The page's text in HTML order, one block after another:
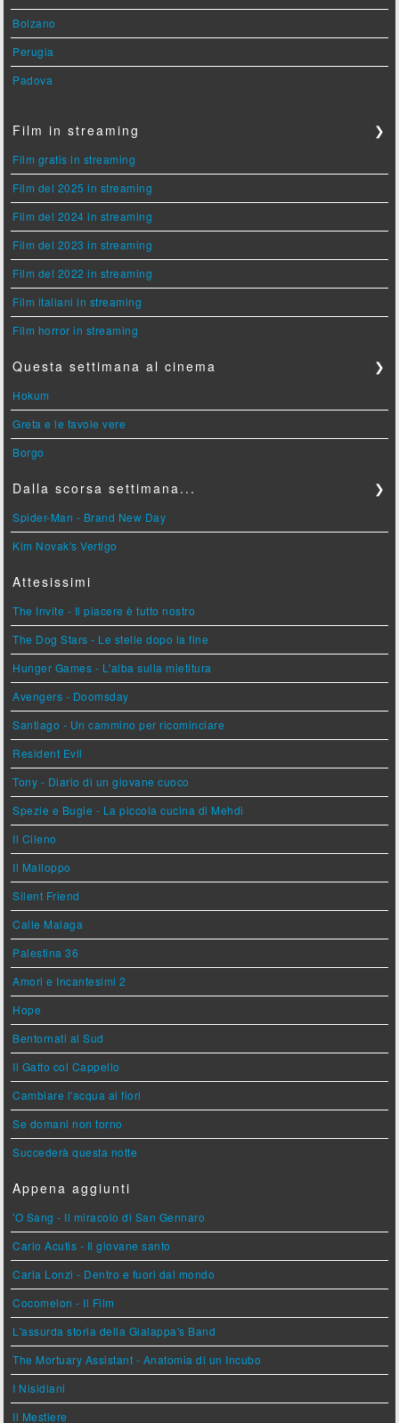
Bolzano
Perugia
Padova
Film in streaming ❯
Film gratis in streaming
Film del 2025 in streaming
Film del 2024 in streaming
Film del 2023 in streaming
Film del 2022 in streaming
Film italiani in streaming
Film horror in streaming
Questa settimana al cinema ❯
Hokum
Greta e le favole vere
Borgo
Dalla scorsa settimana... ❯
Spider-Man - Brand New Day
Kim Novak's Vertigo
Attesissimi
The Invite - Il piacere è tutto nostro
The Dog Stars - Le stelle dopo la fine
Hunger Games - L'alba sulla mietitura
Avengers - Doomsday
Santiago - Un cammino per ricominciare
Resident Evil
Tony - Diario di un giovane cuoco
Spezie e Bugie - La piccola cucina di Mehdi
Il Cileno
Il Malloppo
Silent Friend
Calle Malaga
Palestina 36
Amori e Incantesimi 2
Hope
Bentornati al Sud
Il Gatto col Cappello
Cambiare l'acqua ai fiori
Se domani non torno
Succederà questa notte
Appena aggiunti
'O Sang - Il miracolo di San Gennaro
Carlo Acutis - Il giovane santo
Carla Lonzi - Dentro e fuori dal mondo
Cocomelon - Il Film
L'assurda storia della Gialappa's Band
The Mortuary Assistant - Anatomia di un Incubo
I Nisidiani
Il Mestiere